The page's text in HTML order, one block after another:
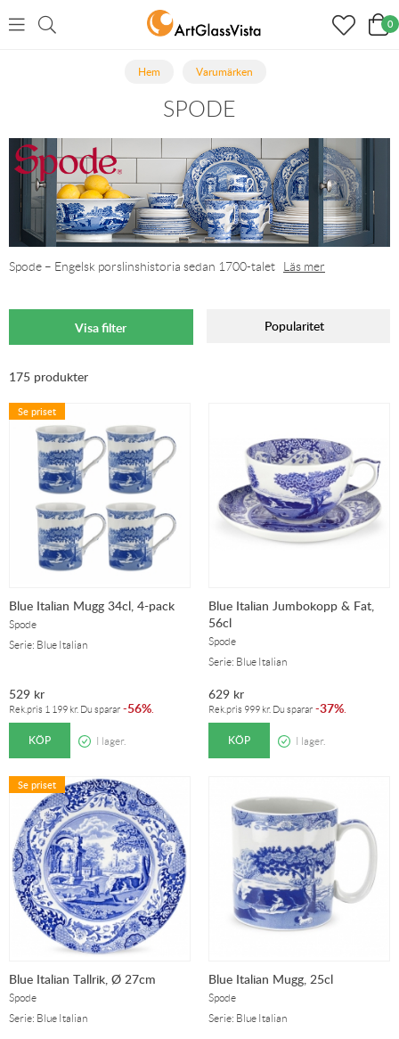
0
Hem Varumärken
SPODE
Spode – Engelsk porslinshistoria sedan 1700-talet Läs mer
Visa filter Popularitet
175 produkter
Se priset
Blue Italian Mugg 34cl, 4-pack
Spode
Serie: Blue Italian
529 kr
Rek.pris 1 199 kr. Du sparar -56%.
KÖP I lager.
Blue Italian Jumbokopp & Fat,
56cl
Spode
Serie: Blue Italian
629 kr
Rek.pris 999 kr. Du sparar -37%.
KÖP I lager.
Se priset
Blue Italian Tallrik, Ø 27cm
Spode
Serie: Blue Italian
Blue Italian Mugg, 25cl
Spode
Serie: Blue Italian